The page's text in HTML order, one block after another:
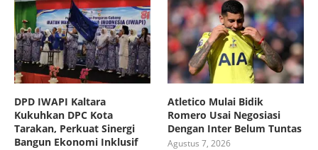
DPD IWAPI Kaltara
Kukuhkan DPC Kota
Tarakan, Perkuat Sinergi
Bangun Ekonomi Inklusif
Atletico Mulai Bidik
Romero Usai Negosiasi
Dengan Inter Belum Tuntas
Agustus 7, 2026